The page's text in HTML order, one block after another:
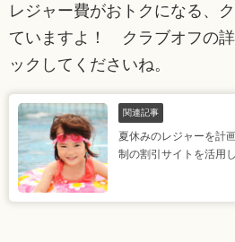
レジャー費がおトクになる、
ていますよ！ クラブオフの
ックしてくださいね。
関連記事
夏休みのレジャーを計
制の割引サイトを活用